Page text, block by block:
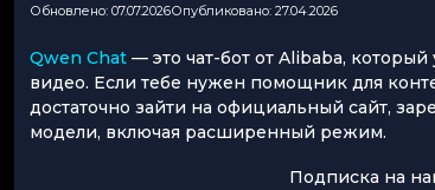
Обновлено: 07.07.2026Опубликовано: 27.04.2026
Qwen Chat — это чат-бот от Alibaba,
видео. Если тебе нужен помощник для
достаточно зайти на официальный сайт,
модели, включая расширенный режим.
Подписка на